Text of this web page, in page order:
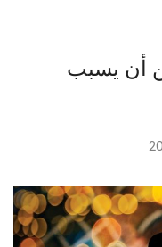
أن يسبب